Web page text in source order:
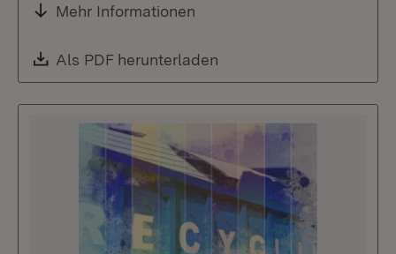
Mehr Informationen
Download:
Als PDF herunterladen